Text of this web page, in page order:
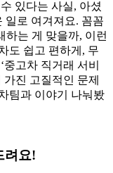
있다는 사실, 아셨
일로 여겨져요. 꼼꼼
하는 게 맞을까, 이런
도 쉽고 편하게, 무
고차 직거래 서비
진 고질적인 문제
팀과 이야기 나눠봤
려요!